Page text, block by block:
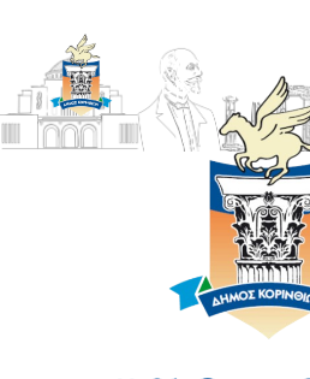
ΔΗΜΟΣ
ΚΟΡΙΝΘΙΩΝ